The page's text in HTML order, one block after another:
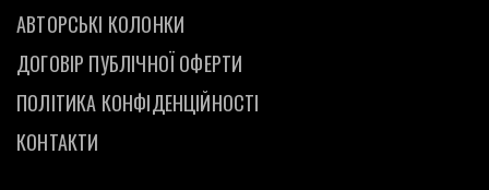
АВТОРСЬКІ КОЛОНКИ
ДОГОВІР ПУБЛІЧНОЇ ОФЕРТИ
ПОЛІТИКА КОНФІДЕНЦІЙНОСТІ
КОНТАКТИ